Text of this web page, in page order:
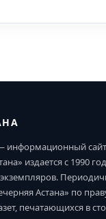
информационный
издается с 1990
Астана» по
печатающихся в